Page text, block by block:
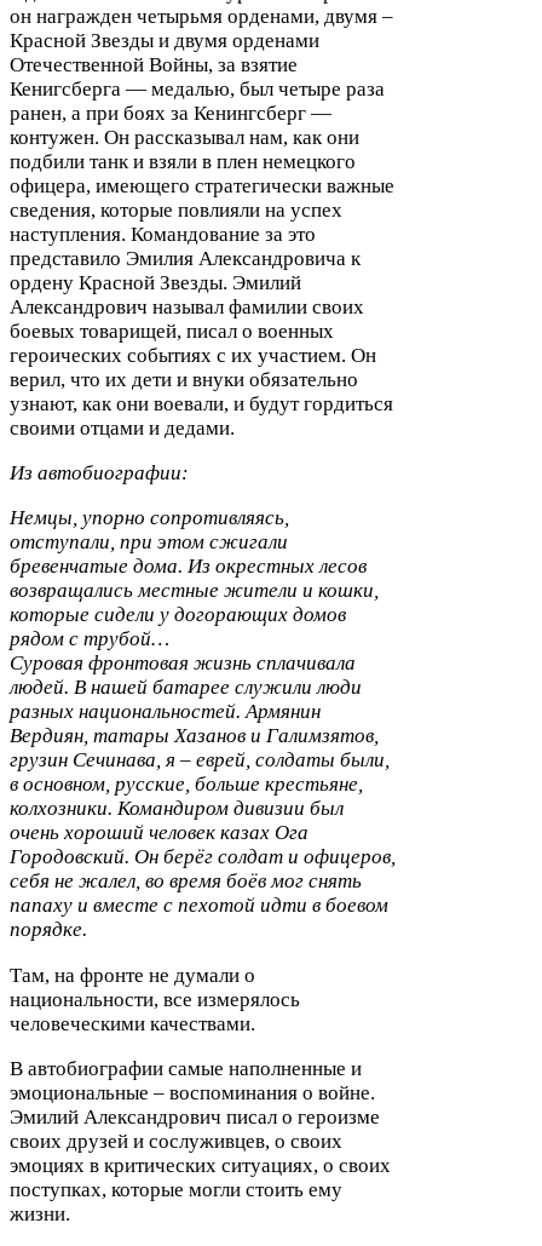
он награжден четырьмя орденами, двумя –
Красной Звезды и двумя орденами
Отечественной Войны, за взятие
Кенигсберга — медалью, был четыре раза
ранен, а при боях за Кенингсберг —
контужен. Он рассказывал нам, как они
подбили танк и взяли в плен немецкого
офицера, имеющего стратегически важные
сведения, которые повлияли на успех
наступления. Командование за это
представило Эмилия Александровича к
ордену Красной Звезды. Эмилий
Александрович называл фамилии своих
боевых товарищей, писал о военных
героических событиях с их участием. Он
верил, что их дети и внуки обязательно
узнают, как они воевали, и будут гордиться
своими отцами и дедами.
Из автобиографии:
Немцы, упорно сопротивляясь,
отступали, при этом сжигали
бревенчатые дома. Из окрестных лесов
возвращались местные жители и кошки,
которые сидели у догорающих домов
рядом с трубой…
Суровая фронтовая жизнь сплачивала
людей. В нашей батарее служили люди
разных национальностей. Армянин
Вердиян, татары Хазанов и Галимзятов,
грузин Сечинава, я – еврей, солдаты были,
в основном, русские, больше крестьяне,
колхозники. Командиром дивизии был
очень хороший человек казах Ога
Городовский. Он берёг солдат и офицеров,
себя не жалел, во время боёв мог снять
папаху и вместе с пехотой идти в боевом
порядке.
Там, на фронте не думали о
национальности, все измерялось
человеческими качествами.
В автобиографии самые наполненные и
эмоциональные – воспоминания о войне.
Эмилий Александрович писал о героизме
своих друзей и сослуживцев, о своих
эмоциях в критических ситуациях, о своих
поступках, которые могли стоить ему
жизни.